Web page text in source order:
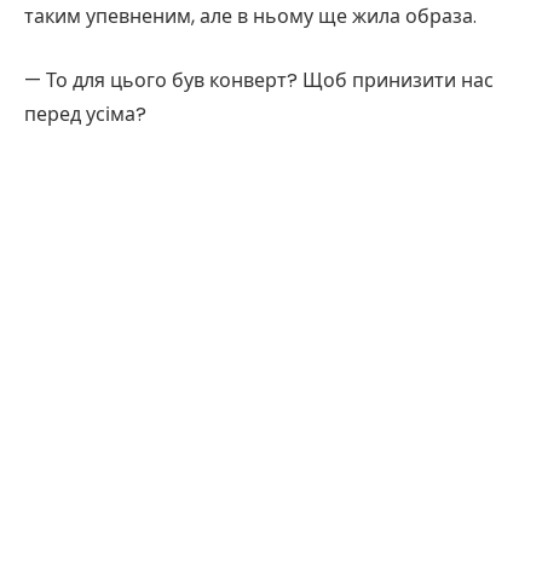
таким упевненим, але в ньому ще жила образа.
— То для цього був конверт? Щоб принизити нас
перед усіма?